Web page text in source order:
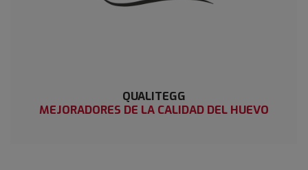
QUALITEGG
MEJORADORES DE LA CALIDAD DEL HUEVO